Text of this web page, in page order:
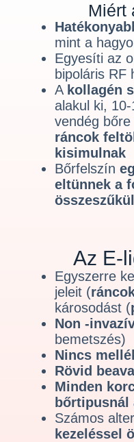
Miért
mint a
Egyesíti az
bipoláris RF
A kollagén
alakul ki,
vendég
ráncok
kisimulnak
Bőrfelszín
eltünnek a
Az E-
Egyszerre
jeleit (
károsodást (
Non -
bemetszés)
Nincs
Rövid
Minden
bőrtipusnál
Számos
kezeléssel